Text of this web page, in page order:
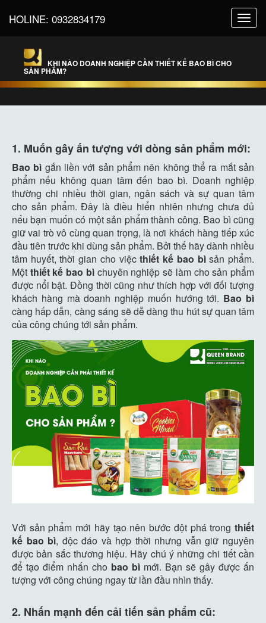
HOLINE: 0932834179
KHI NÀO DOANH NGHIỆP CẦN THIẾT KẾ BAO BÌ CHO
SẢN PHẨM?
1. Muốn gây ấn tượng với dòng sản phẩm mới:
Bao bì gắn liền với sản phẩm nên không thể ra mắt sản
phẩm nếu không quan tâm đến bao bì. Doanh nghiệp
thường chi nhiều thời gian, ngân sách và sự quan tâm
cho sản phẩm. Đây là điều hiển nhiên nhưng chưa đủ
nếu bạn muốn có một sản phẩm thành công. Bao bì cũng
giữ vai trò vô cùng quan trọng, là nơi khách hàng tiếp xúc
đầu tiên trước khi dùng sản phẩm. Bởi thế hãy dành nhiều
tâm huyết, thời gian cho việcthiết kế bao bìsản phẩm.
Một thiết kế bao bìchuyên nghiệp sẽ làm cho sản phẩm
được nổi bật. Đồng thời cũng như thích hợp với đối tượng
khách hàng mà doanh nghiệp muốn hướng tới. Bao bì
càng hấp dẫn, càng sáng sẽ dễ dàng thu hút sự quan tâm
của công chúng tới sản phẩm.
Với sản phẩm mới hãy tạo nên bước đột phá trong thiết
kế bao bì, độc đáo và hợp thời nhưng vẫn giữ nguyên
được bản sắc thương hiệu. Hãy chú ý những chi tiết cần
để tạo điểm nhấn cho bao bì mới. Bạn sẽ gây được ấn
tượng với công chúng ngay từ lần đầu nhìn thấy.
2. Nhấn mạnh đến cải tiến sản phẩm cũ: